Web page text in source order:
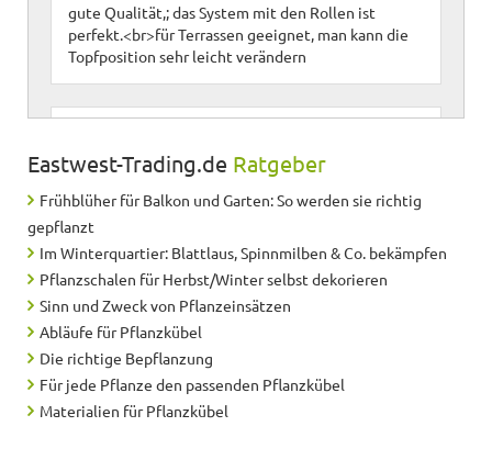
gute Qualität,; das System mit den Rollen ist
perfekt.<br>für Terrassen geeignet, man kann die
Topfposition sehr leicht verändern
Ware wie beschrieben; einfacher bestellvorgang,
schnelle und pünktliche Lieferung
Sylviaschreibt24.05.2019
Gute Qualität und schnelle Lieferung.
Eastwest-Trading.de Ratgeber
Frühblüher für Balkon und Garten: So werden sie richtig
gepflanzt
Im Winterquartier: Blattlaus, Spinnmilben & Co. bekämpfen
Pflanzschalen für Herbst/Winter selbst dekorieren
Sinn und Zweck von Pflanzeinsätzen
Abläufe für Pflanzkübel
Die richtige Bepflanzung
Für jede Pflanze den passenden Pflanzkübel
Materialien für Pflanzkübel